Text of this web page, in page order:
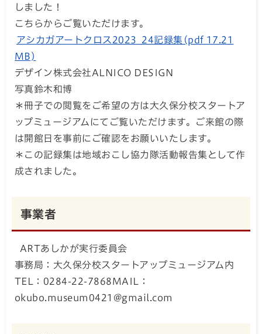
しました！
こちらからご覧いただけます。
アシカガアートクロス2023_24記録集(pdf 17.21
MB)
デザイン株式会社ALNICO DESIGN
写真鈴木和博
＊冊子での閲覧をご希望の方は大久保分校スタートア
ップミュージアムにてご覧いただけます。ご来館の際
は開館日を事前にご確認をお願いいたします。
＊この記録集は地域おこし協力隊活動報告集として作
成されました。
事業者
ARTあしかが実行委員会
事務局：大久保分校スタートアップミュージアム内
TEL：0284-22-7868MAIL：
okubo.museum0421@gmail.com